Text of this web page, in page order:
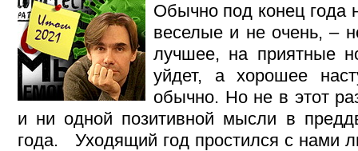
Обычно под конец года
веселые и не очень, –
лучшее, на приятные
уйдет, а хорошее
обычно. Но не в этот
и ни одной позитивной мысли в
года. Уходящий год простился с нами